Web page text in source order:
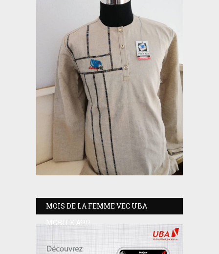
MOIS DE LA FEMME VEC UBA
MOBILE APP